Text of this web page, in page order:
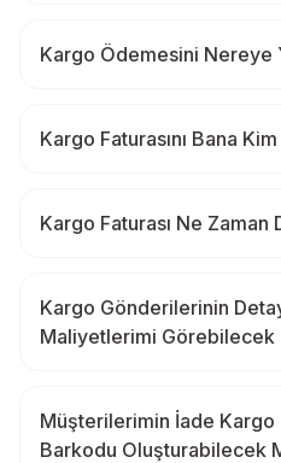
Kargo Ödemesini Nereye
Kargo Faturasını Bana
Kargo Faturası Ne Zaman
Kargo Gönderilerinin
Maliyetlerimi Görebilecek
Müşterilerimin İade
Barkodu Oluşturabilecek